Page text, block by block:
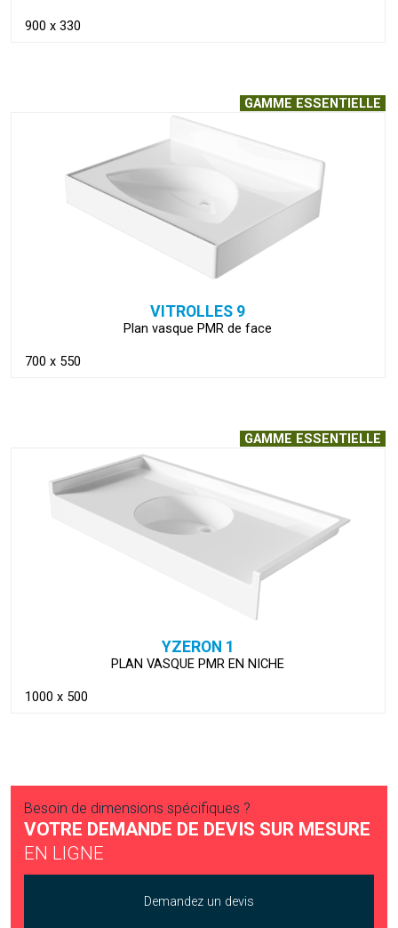
900 x 330
GAMME ESSENTIELLE
VITROLLES 9
Plan vasque PMR de face
700 x 550
VOIR LA FICHE
GAMME ESSENTIELLE
YZERON 1
PLAN VASQUE PMR EN NICHE
1000 x 500
Besoin de dimensions spécifiques ?
VOTRE DEMANDE DE DEVIS SUR MESURE
EN LIGNE
Demandez un devis